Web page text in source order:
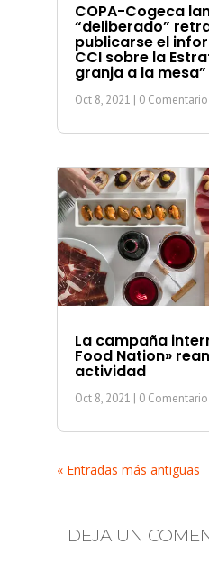
COPA-Cogeca
“deliberado”
publicarse el
CCI sobre la
granja a la mesa”
Oct 8, 2021 | 0 Comentario
La campaña
Food Nation»
actividad
Oct 8, 2021 | 0 Comentario
« Entradas más antiguas
DEJA UN